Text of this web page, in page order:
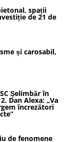
spații
de 21 de
și carosabil,
Șelimbăr în
Dan Alexa: „Va
încrezători
de fenomene